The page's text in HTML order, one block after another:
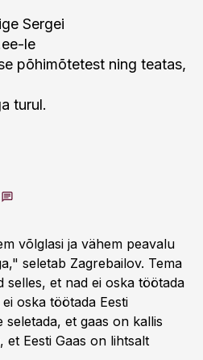
Sergei
le
põhimõtetest ning teatas,
turul.
võlglasi ja vähem peavalu
seletab Zagrebailov. Tema
selles, et nad ei oska töötada
oska töötada Eesti
seletada, et gaas on kallis
Eesti Gaas on lihtsalt